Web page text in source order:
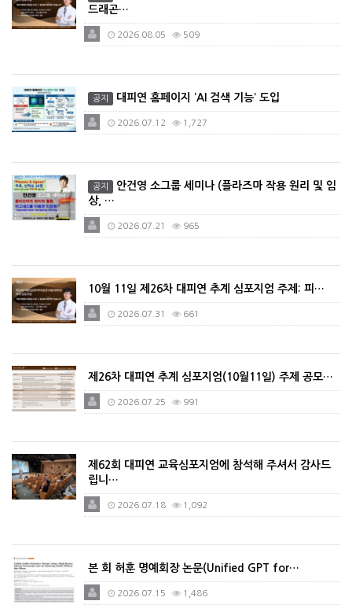
드래곤…
2026.08.05 509
공지 대피연 홈페이지 ‘AI 검색 기능’ 도입
2026.07.12 1,727
공지
안건영 소그룹 세미나 (플라즈마 작용 원리 및 임
상, …
2026.07.21 965
10월 11일 제26차 대피연 추계 심포지엄 주제: 피…
2026.07.31 661
제26차 대피연 추계 심포지엄(10월11일) 주제 공모…
2026.07.25 991
제62회 대피연 교육심포지엄에 참석해 주셔서 감사드
립니…
2026.07.18 1,092
본 회 허훈 명예회장 논문(Unified GPT for…
2026.07.15 1,486